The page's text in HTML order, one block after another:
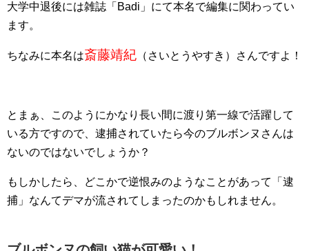
大学中退後には雑誌「Badi」にて本名で編集に関わってい
ます。
ちなみに本名は斎藤靖紀 （さいとうやすき）さんですよ！
とまぁ、このようにかなり長い間に渡り第一線で活躍して
いる方ですので、逮捕されていたら今のブルボンヌさんは
ないのではないでしょうか？
もしかしたら、どこかで逆恨みのようなことがあって「逮
捕」なんてデマが流されてしまったのかもしれません。